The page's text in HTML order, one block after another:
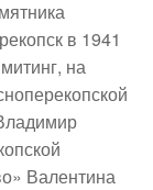
в 1941
на
Валентина